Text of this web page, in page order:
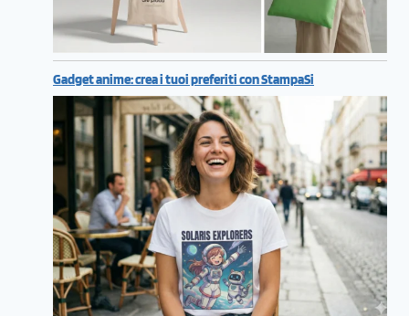
Gadget anime: crea i tuoi preferiti con StampaSi